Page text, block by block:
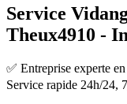
Service
Theux4910 -
✅ Entreprise experte
Service rapide 24h/24,